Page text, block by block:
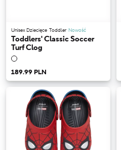
Unisex Dziecięce Toddler Nowość
Toddlers' Classic Soccer
Turf Clog
189.99 PLN